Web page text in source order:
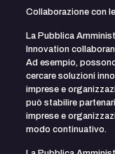
Collaborazione con
La Pubblica
Innovation
Ad esempio,
cercare soluzioni
imprese e
può stabilire
imprese e
modo continuativo.